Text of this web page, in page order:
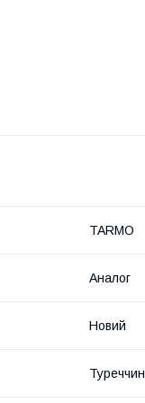
TARMO
Аналог
Новий